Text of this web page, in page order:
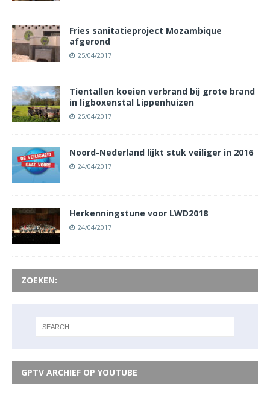
Fries sanitatieproject Mozambique
afgerond
25/04/2017
Tientallen koeien verbrand bij grote brand
in ligboxenstal Lippenhuizen
25/04/2017
Noord-Nederland lijkt stuk veiliger in 2016
24/04/2017
Herkenningstune voor LWD2018
24/04/2017
ZOEKEN:
GPTV ARCHIEF OP YOUTUBE